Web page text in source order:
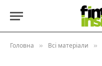
Головна » Всі матеріали »